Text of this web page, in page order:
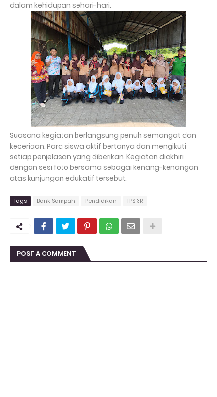
dalam kehidupan sehari-hari.
Suasana kegiatan berlangsung penuh semangat dan
keceriaan. Para siswa aktif bertanya dan mengikuti
setiap penjelasan yang diberikan. Kegiatan diakhiri
dengan sesi foto bersama sebagai kenang-kenangan
atas kunjungan edukatif tersebut.
Tags Bank Sampah Pendidikan TPS 3R
POST A COMMENT